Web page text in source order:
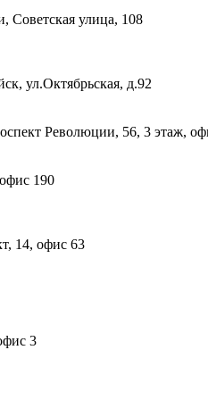
Советская улица, 108
ул.Октябрьская, д.92
Революции, 56, 3 этаж,
190
14, офис 63
3